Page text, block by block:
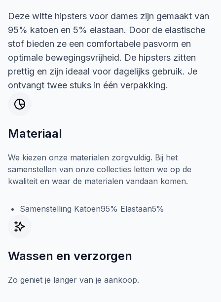
Deze witte hipsters voor dames zijn gemaakt van
95% katoen en 5% elastaan. Door de elastische
stof bieden ze een comfortabele pasvorm en
optimale bewegingsvrijheid. De hipsters zitten
prettig en zijn ideaal voor dagelijks gebruik. Je
ontvangt twee stuks in één verpakking.
Materiaal
We kiezen onze materialen zorgvuldig. Bij het
samenstellen van onze collecties letten we op de
kwaliteit en waar de materialen vandaan komen.
Samenstelling Katoen95% Elastaan5%
Wassen en verzorgen
Zo geniet je langer van je aankoop.